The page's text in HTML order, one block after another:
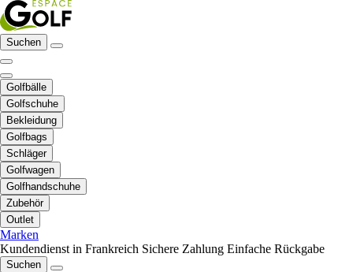
Suchen
Golfbälle
Golfschuhe
Bekleidung
Golfbags
Schläger
Golfwagen
Golfhandschuhe
Zubehör
Outlet
Marken
Kundendienst in Frankreich Sichere Zahlung Einfache Rückgabe
Suchen